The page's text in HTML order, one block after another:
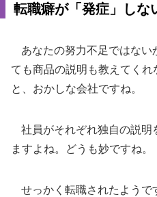
転職癖が「発症」しな
あなたの努力不足ではない
ても商品の説明も教えてく
と、おかしな会社ですね。
社員がそれぞれ独自の説明
ますよね。どうも妙ですね。
せっかく転職されたようで